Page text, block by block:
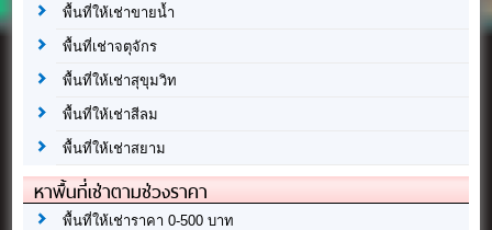
พื้นที่ให้เช่าขายน้ำ
พื้นที่เช่าจตุจักร
พื้นที่ให้เช่าสุขุมวิท
พื้นที่ให้เช่าสีลม
พื้นที่ให้เช่าสยาม
หาพื้นที่เช่าตามช่วงราคา
พื้นที่ให้เช่าราคา 0-500 บาท